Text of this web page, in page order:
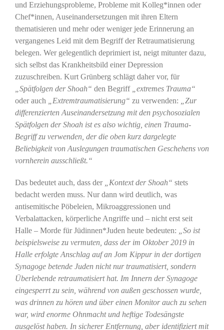
und Erziehungsprobleme, Probleme mit Kolleg*innen oder
Chef*innen, Auseinandersetzungen mit ihren Eltern
thematisieren und mehr oder weniger jede Erinnerung an
vergangenes Leid mit dem Begriff der Retraumatisierung
belegen. Wer gelegentlich deprimiert ist, neigt mitunter dazu,
sich selbst das Krankheitsbild einer Depression
zuzuschreiben. Kurt Grünberg schlägt daher vor, für
„Spätfolgen der Shoah“ den Begriff „extremes Trauma“
oder auch „Extremtraumatisierung“ zu verwenden: „Zur
differenzierten Auseinandersetzung mit den psychosozialen
Spätfolgen der Shoah ist es also wichtig, einen Trauma-
Begriff zu verwenden, der die oben kurz dargelegte
Beliebigkeit von Auslegungen traumatischen Geschehens von
vornherein ausschließt.“
Das bedeutet auch, dass der „Kontext der Shoah“ stets
bedacht werden muss. Nur dann wird deutlich, was
antisemitische Pöbeleien, Mikroaggressionen und
Verbalattacken, körperliche Angriffe und – nicht erst seit
Halle – Morde für Jüdinnen*Juden heute bedeuten: „So ist
beispielsweise zu vermuten, dass der im Oktober 2019 in
Halle erfolgte Anschlag auf an Jom Kippur in der dortigen
Synagoge betende Juden nicht nur traumatisiert, sondern
Überlebende retraumatisiert hat. Im Innern der Synagoge
eingesperrt zu sein, während von außen geschossen wurde,
was drinnen zu hören und über einen Monitor auch zu sehen
war, wird enorme Ohnmacht und heftige Todesängste
ausgelöst haben. In sicherer Entfernung, aber identifiziert mit